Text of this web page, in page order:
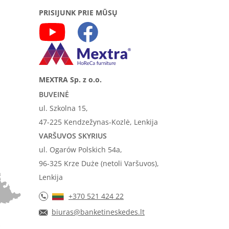
PRISIJUNK PRIE MŪSŲ
MEXTRA Sp. z o.o.
BUVEINĖ
ul. Szkolna 15,
47-225 Kendzežynas-Kozlė, Lenkija
VARŠUVOS SKYRIUS
ul. Ogarów Polskich 54a,
96-325 Krze Duże (netoli Varšuvos),
Lenkija
+370 521 424 22
biuras@banketineskedes.lt